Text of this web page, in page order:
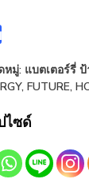
หมู่: แบตเตอร์รี่ ป้
, FUTURE,
ไซด์